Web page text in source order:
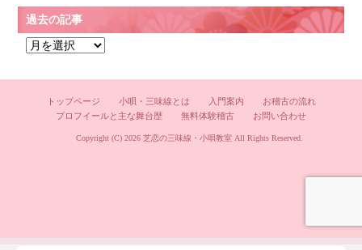
過去の記事
の
トップページ 小唄・三味線とは 入門案内
お稽古の流れ
プロフイールと主な舞台歴
無料体験稽古 お問い合わせ
Copyright (C) 2026 芝恋の三味線・小唄教室All Rights Reserved.